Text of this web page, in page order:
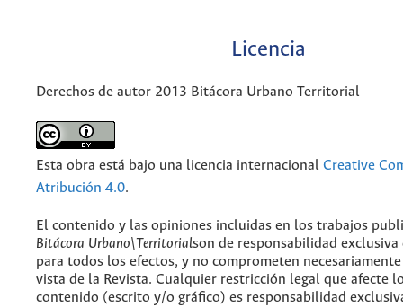
Licencia
Derechos de autor 2013 Bitácora Urbano Territorial
Esta obra está bajo una licencia internacional Creative
Atribución 4.0.
El contenido y las opiniones incluidas en los trabajos
Bitácora Urbano\Territorialson de responsabilidad exclusiva
para todos los efectos, y no comprometen
vista de la Revista. Cualquier restricción legal que afecte
contenido (escrito y/o gráfico) es responsabilidad